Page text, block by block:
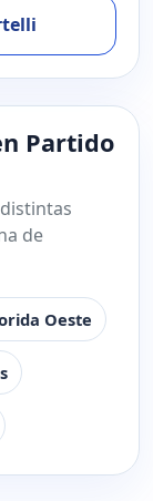
Partido
de
Oeste